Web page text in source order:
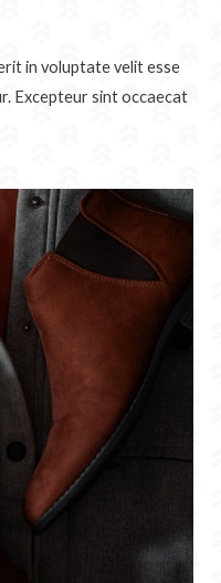
in voluptate velit esse
Excepteur sint occaecat